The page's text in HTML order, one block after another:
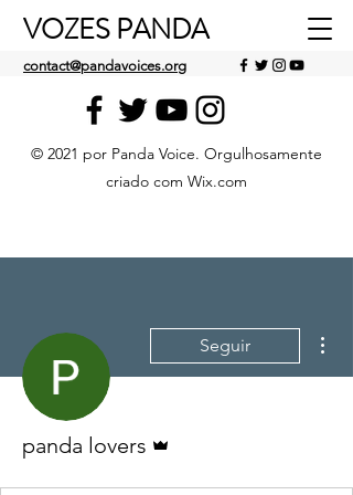
VOZES PANDA
contact@pandavoices.org
© 2021 por Panda Voice. Orgulhosamente
criado com Wix.com
Seguir
panda lovers